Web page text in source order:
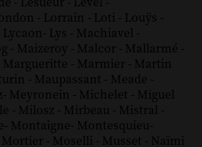
- Lorrain - Loti - Louÿs -
Lycaon- Lys - Machiavel -
- Maizeroy - Malcor - Mallarmé -
Margueritte - Marmier - Martin
- Maupassant - Meade -
- Meyronein - Michelet - Miguel
- Milosz - Mirbeau - Mistral -
- Montaigne- Montesquieu-
Mortier - Moselli - Musset - Naïmi